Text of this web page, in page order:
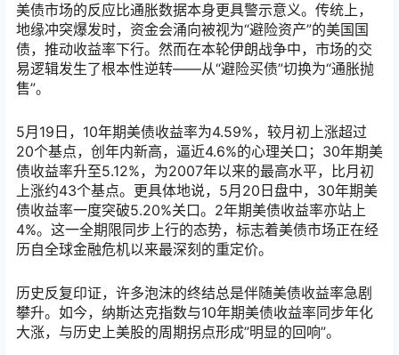
美债市场的反应比通胀数据本身更具警示意义。传统上，
地缘冲突爆发时，资金会涌向被视为“避险资产”的美国国
债，推动收益率下行。然而在本轮伊朗战争中，市场的交
易逻辑发生了根本性逆转——从“避险买债”切换为“通胀抛
售”。
5月19日，10年期美债收益率为4.59%，较月初上涨超过
20个基点，创年内新高，逼近4.6%的心理关口；30年期美
债收益率升至5.12%，为2007年以来的最高水平，比月初
上涨约43个基点。更具体地说，5月20日盘中，30年期美
债收益率一度突破5.20%关口。2年期美债收益率亦站上
4%。这一全期限同步上行的态势，标志着美债市场正在经
历自全球金融危机以来最深刻的重定价。
历史反复印证，许多泡沫的终结总是伴随美债收益率急剧
攀升。如今，纳斯达克指数与10年期美债收益率同步年化
大涨，与历史上美股的周期拐点形成”明显的回响”。